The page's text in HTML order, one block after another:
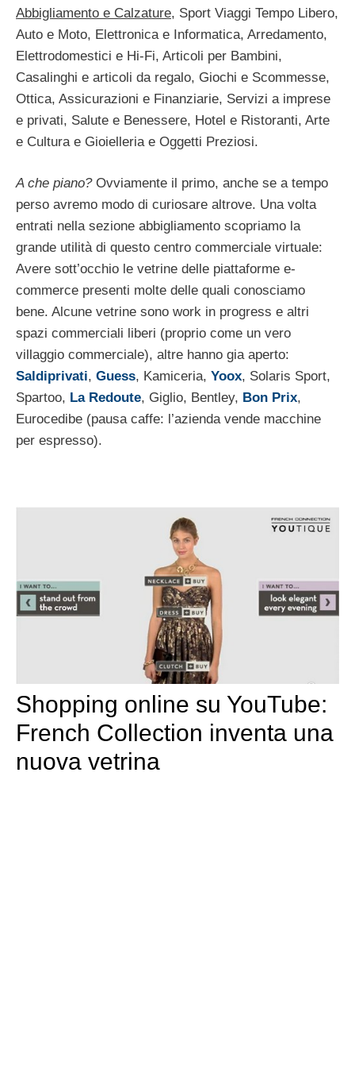
Abbigliamento e Calzature, Sport Viaggi Tempo Libero,
Auto e Moto, Elettronica e Informatica, Arredamento,
Elettrodomestici e Hi-Fi, Articoli per Bambini,
Casalinghi e articoli da regalo, Giochi e Scommesse,
Ottica, Assicurazioni e Finanziarie, Servizi a imprese
e privati, Salute e Benessere, Hotel e Ristoranti, Arte
e Cultura e Gioielleria e Oggetti Preziosi.
A che piano?Ovviamente il primo, anche se a tempo
perso avremo modo di curiosare altrove. Una volta
entrati nella sezione abbigliamento scopriamo la
grande utilità di questo centro commerciale virtuale:
Avere sott’occhio le vetrine delle piattaforme e-
commerce presenti molte delle quali conosciamo
bene. Alcune vetrine sono work in progress e altri
spazi commerciali liberi (proprio come un vero
villaggio commerciale), altre hanno gia aperto:
Saldiprivati, Guess, Kamiceria, Yoox, Solaris Sport,
Spartoo, La Redoute, Giglio, Bentley, Bon Prix,
Eurocedibe (pausa caffe: l’azienda vende macchine
per espresso).
Shopping online su YouTube:
French Collection inventa una
nuova vetrina